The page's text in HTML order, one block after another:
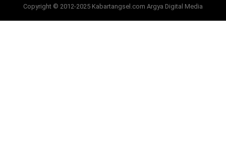
Copyright © 2012-2025 Kabartangsel.com Argya Digital Media